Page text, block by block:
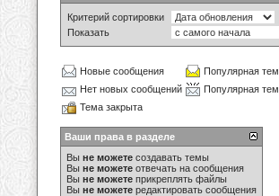
Критерий сортировки
Показать
Новые сообщения
Популярная
Нет новых сообщений
Популярная
Тема закрыта
Ваши права в разделе
Вы не можете создавать темы
Вы не можете отвечать на сообщения
Вы не можете прикреплять файлы
Вы не можете редактировать сообщения